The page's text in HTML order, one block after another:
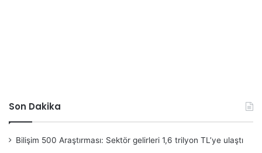
Son Dakika
Bilişim 500 Araştırması: Sektör gelirleri 1,6 trilyon TL’ye ulaştı